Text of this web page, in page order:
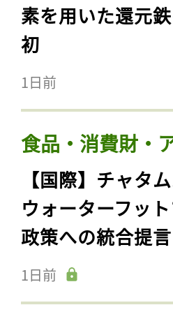
素を用いた還元
初
1日前
食品・消費財・
【国際】チャタ
ウォーターフッ
政策への統合提言
1日前